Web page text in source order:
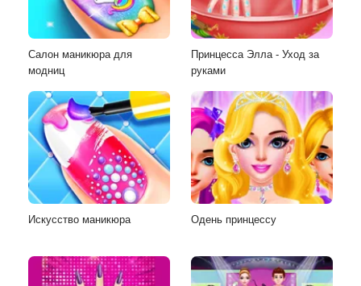
Салон маникюра для
модниц
Принцесса Элла - Уход за
руками
Искусство маникюра Одень принцессу